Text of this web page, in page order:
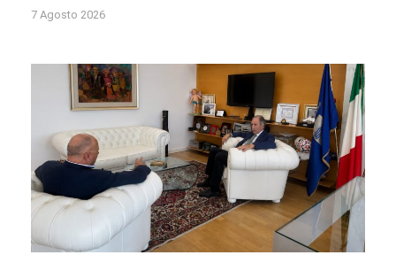
7 Agosto 2026